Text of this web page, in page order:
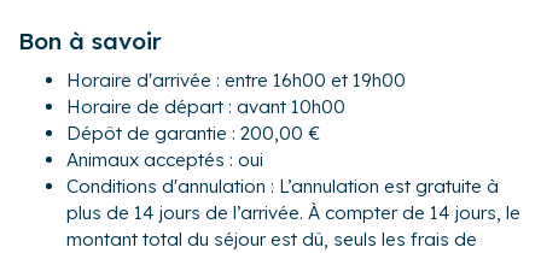
Pour encore plus de confort, les propriétaires ont décidé
suivants : chaise haute, lave-linge, lit bébé, barbecue et
plancha (sur demande), ventilateur, table et fer à repasser.
Extérieur :
- Un beau jardin de 400 m² privatif et exposé plein sud
- Une terrasse de 18 m² et une pergola de 12 m² avec
mobilier pour profiter des beaux jours
Bon à savoir
Horaire d'arrivée : entre 16h00 et 19h00
Horaire de départ : avant 10h00
Dépôt de garantie : 200,00 €
Animaux acceptés : oui
Conditions d'annulation : L’annulation est gratuite à
plus de 14 jours de l’arrivée. À compter de 14 jours, le
montant total du séjour est dû, seuls les frais de